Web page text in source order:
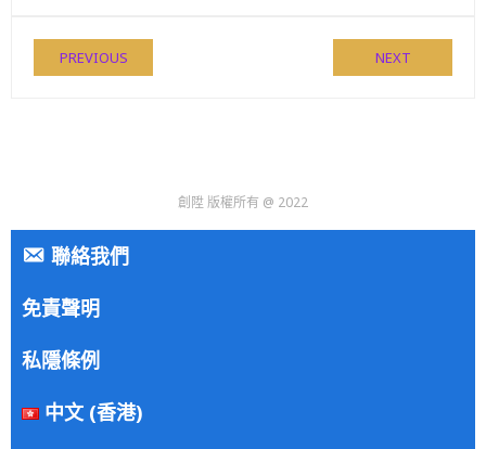
PREVIOUS NEXT
創陞 版權所有 @ 2022
聯絡我們
免責聲明
私隱條例
中文 (香港)